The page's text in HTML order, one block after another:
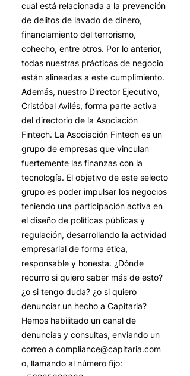
cual está relacionada a la prevención
de delitos de lavado de dinero,
financiamiento del terrorismo,
cohecho, entre otros. Por lo anterior,
todas nuestras prácticas de negocio
están alineadas a este cumplimiento.
Además, nuestro Director Ejecutivo,
Cristóbal Avilés, forma parte activa
del directorio de la Asociación
Fintech. La Asociación Fintech es un
grupo de empresas que vinculan
fuertemente las finanzas con la
tecnología. El objetivo de este selecto
grupo es poder impulsar los negocios
teniendo una participación activa en
el diseño de polí­ticas públicas y
regulación, desarrollando la actividad
empresarial de forma ética,
responsable y honesta. ¿Dónde
recurro si quiero saber más de esto?
¿o si tengo duda? ¿o si quiero
denunciar un hecho a Capitaria?
Hemos habilitado un canal de
denuncias y consultas, enviando un
correo a compliance@capitaria.com
o, llamando al número fijo: